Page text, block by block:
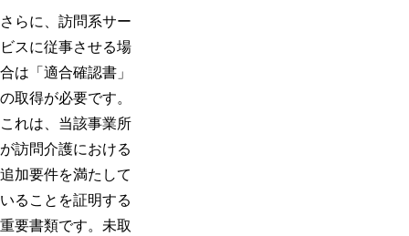
さらに、訪問系サー
ビスに従事させる場
合は「適合確認書」
の取得が必要です。
これは、当該事業所
が訪問介護における
追加要件を満たして
いることを証明する
重要書類です。未取